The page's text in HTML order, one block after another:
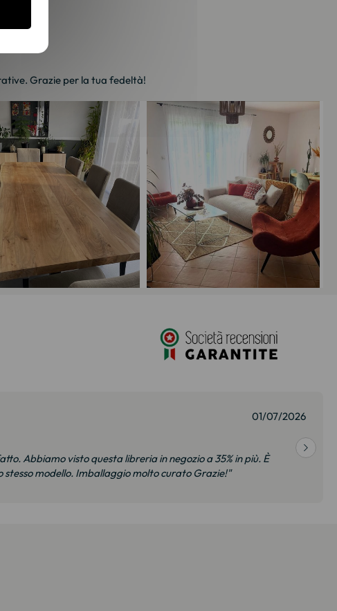
Grazie per la tua fedeltà!
01/07/2026
Abbiamo visto questa libreria in negozio a 35% in più. È
stesso modello. Imballaggio molto curato Grazie!"